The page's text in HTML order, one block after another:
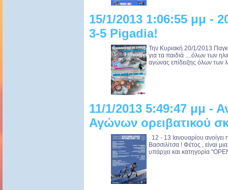
15/1/2013 1:06:55 μμ -
3-5 Pigadia!
Την Κυριακή 20/1/2013
για τα παιδιά ....όλων των
αγώνας επίδειξης όλων των
11/1/2013 5:49:47 μμ -
Αγώνων ορειβατικού
12 - 13 Ιανουαρίου
Βασσιλίτσα ! Φέτος , είναι
υπάρχει και κατηγορία